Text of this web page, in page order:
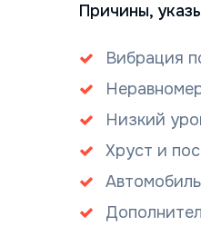
Причины,
Вибрация
Низкий
Хруст и